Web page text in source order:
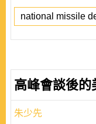
national missile
高峰會談後的
朱少先